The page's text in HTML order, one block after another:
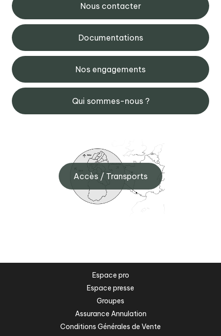
Nous contacter
Documentations
Nos engagements
Qui sommes-nous ?
Accès / Transports
Espace pro
Espace presse
Groupes
Assurance Annulation
Conditions Générales de Vente